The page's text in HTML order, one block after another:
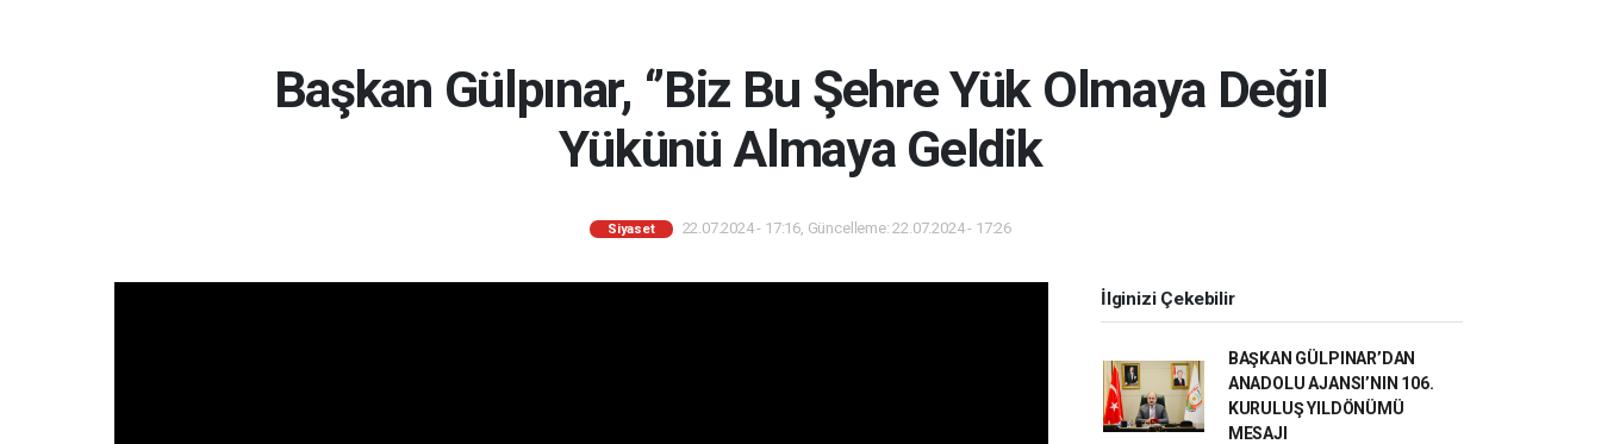
Başkan Gülpınar, ‘’Biz Bu Şehre Yük Olmaya Değil
Yükünü Almaya Geldik
Siyaset 22.07.2024 - 17:16, Güncelleme: 22.07.2024 - 17:26
İlginizi Çekebilir
BAŞKAN GÜLPINAR’DAN
ANADOLU AJANSI’NIN 106.
KURULUŞ YILDÖNÜMÜ
MESAJI